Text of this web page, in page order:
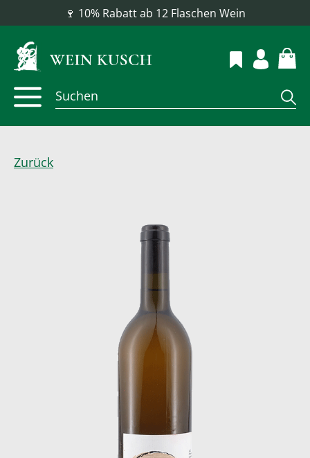
🍷 10% Rabatt ab 12 Flaschen Wein
Zurück